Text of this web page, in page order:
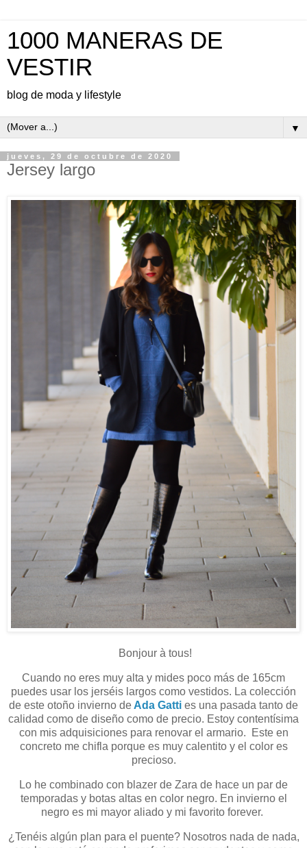
1000 MANERAS DE
VESTIR
blog de moda y lifestyle
▼
jueves, 29 de octubre de 2020
Jersey largo
Bonjour à tous!
Cuando no eres muy alta y mides poco más de 165cm
puedes usar los jerséis largos como vestidos. La colección
de este otoño invierno de Ada Gatti es una pasada tanto de
calidad como de diseño como de precio. Estoy contentísima
con mis adquisiciones para renovar el armario. Este en
concreto me chifla porque es muy calentito y el color es
precioso.
Lo he combinado con blazer de Zara de hace un par de
temporadas y botas altas en color negro. En invierno el
negro es mi mayor aliado y mi favorito forever.
¿Tenéis algún plan para el puente? Nosotros nada de nada,